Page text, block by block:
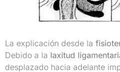
La explicación desde la
Debido a la laxitud
desplazado hacia adelante